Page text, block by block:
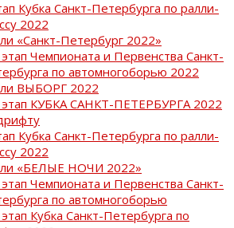
Кубка Санкт-Петербурга по ралли-
2022
«Санкт-Петербург 2022»
Чемпионата и Первенства Санкт-
по автомногоборью 2022
ВЫБОРГ 2022
КУБКА САНКТ-ПЕТЕРБУРГА 2022
Кубка Санкт-Петербурга по ралли-
2022
«БЕЛЫЕ НОЧИ 2022»
Чемпионата и Первенства Санкт-
по автомногоборью
Кубка Санкт-Петербурга по